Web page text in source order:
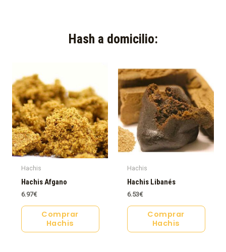
Hash a domicilio:​
Hachis
Hachis Afgano
6.97€
Comprar
Hachis
Hachis
Hachis Libanés
6.53€
Comprar
Hachis